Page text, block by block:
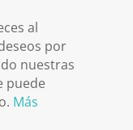
al
por
nuestras
puede
Más